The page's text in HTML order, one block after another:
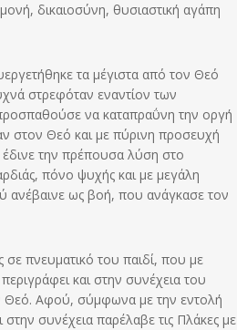
δικαιοσύνη, θυσιαστική αγάπη
τα μέγιστα από τον Θεό
στρεφόταν εναντίον των
να καταπραΰνη την οργή
στον Θεό και με πύρινη προσευχή
την πρέπουσα λύση στο
πόνο ψυχής και με μεγάλη
ανέβαινε ως βοή, που ανάγκασε τον
πνευματικό του παιδί, που με
και στην συνέχεια του
Θεό. Αφού, σύμφωνα με την εντολή
συνέχεια παρέλαβε τις Πλάκες με